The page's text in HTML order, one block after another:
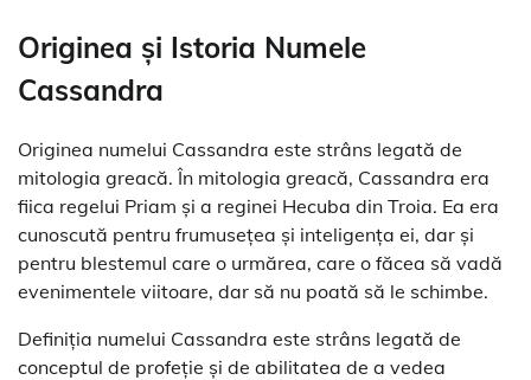
Originea și Istoria Numele
Cassandra
Originea numelui Cassandra este strâns legată de
mitologia greacă. În mitologia greacă, Cassandra era
fiica regelui Priam și a reginei Hecuba din Troia. Ea era
cunoscută pentru frumusețea și inteligența ei, dar și
pentru blestemul care o urmărea, care o făcea să vadă
evenimentele viitoare, dar să nu poată să le schimbe.
Definiția numelui Cassandra este strâns legată de
conceptul de profeție și de abilitatea de a vedea